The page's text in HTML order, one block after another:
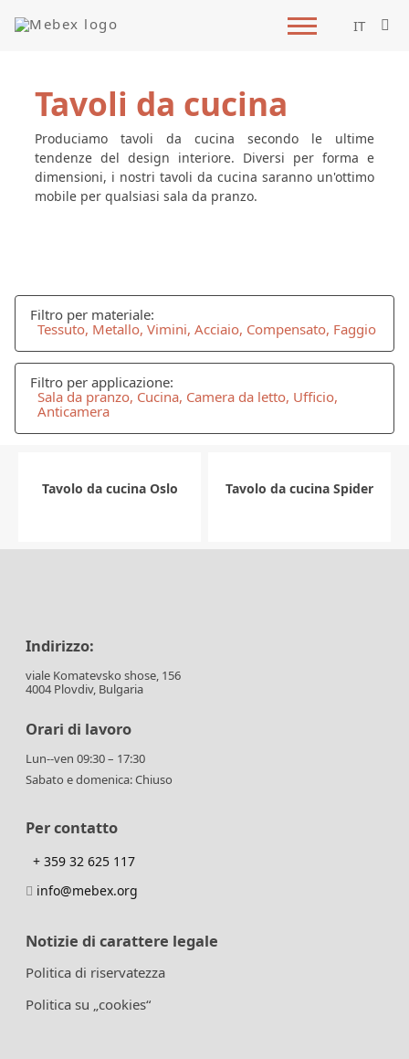
IT
Tavoli da cucina
Produciamo tavoli da cucina secondo le ultime
tendenze del design interiore. Diversi per forma e
dimensioni, i nostri tavoli da cucina saranno un'ottimo
mobile per qualsiasi sala da pranzo.
Filtro per materiale:
Tessuto, Metallo, Vimini, Acciaio, Compensato, Faggio
Filtro per applicazione:
Sala da pranzo, Cucina, Camera da letto, Ufficio,
Anticamera
Tavolo da cucina Oslo Tavolo da cucina Spider
Indirizzo:
viale Komatevsko shose, 156
4004 Plovdiv, Bulgaria
Orari di lavoro
Lun--ven 09:30 – 17:30
Sabato e domenica: Chiuso
Per contatto
+ 359 32 625 117
info@mebex.org
Notizie di carattere legale
Politica di riservatezza
Politica su „cookies“